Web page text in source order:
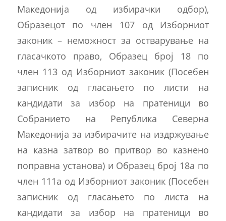
Македонија од избирачки одбор),
Образецот по член 107 од Изборниот
законик – неможност за остварување на
гласачкото право, Образец број 18 по
член 113 од Изборниот законик (Посебен
записник од гласањето по листи на
кандидати за избор на пратеници во
Собранието на Република Северна
Македонија за избирачите на издржување
на казна затвор во притвор во казнено
поправна установа) и Образец број 18а по
член 111а од Изборниот законик (Посебен
записник од гласањето по листа на
кандидати за избор на пратеници во